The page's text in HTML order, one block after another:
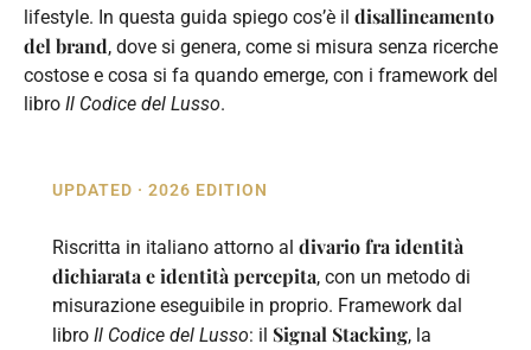
lifestyle. In questa guida spiego cos’è il disallineamento
del brand, dove si genera, come si misura senza ricerche
costose e cosa si fa quando emerge, con i framework del
libro Il Codice del Lusso.
UPDATED · 2026 EDITION
Riscritta in italiano attorno al divario fra identità
dichiarata e identità percepita, con un metodo di
misurazione eseguibile in proprio. Framework dal
libro Il Codice del Lusso: il Signal Stacking, la